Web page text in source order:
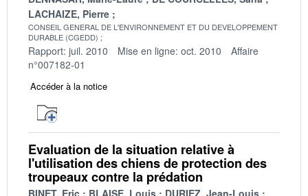
LACHAIZE, Pierre
CONSEIL GENERAL DE L'ENVIRONNEMENT ET DU DEVELOPPEMENT
DURABLE (CGEDD)
Rapport: juil. 2010 Mise en ligne: oct. 2010
Affaire
n°007182-01
Accéder à la notice
Evaluation de la situation relative à
l'utilisation des chiens de protection des
troupeaux contre la prédation
BINET, Eric BLAISE, Louis
DURIEZ, Jean-Louis